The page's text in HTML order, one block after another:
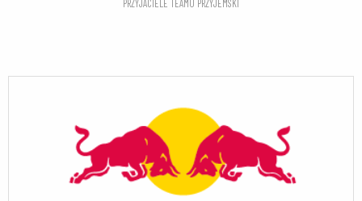
PRZYJACIELE TEAMU PRZYJEMSKI